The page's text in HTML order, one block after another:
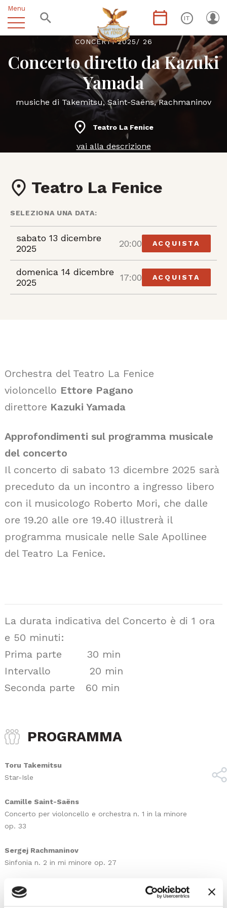
Menu
IT
CONCERTI 2025/ 26
Concerto diretto da Kazuki
Yamada
musiche di Takemitsu, Saint-Saëns, Rachmaninov
Teatro La Fenice
vai alla descrizione
Teatro La Fenice
SELEZIONA UNA DATA:
sabato 13 dicembre
2025
20:00 ACQUISTA
domenica 14 dicembre
2025
17:00 ACQUISTA
Orchestra del Teatro La Fenice
violoncello Ettore Pagano
direttore Kazuki Yamada
Approfondimenti sul programma musicale
del concerto
Il concerto di sabato 13 dicembre 2025 sarà
preceduto da un incontro a ingresso libero
con il musicologo Roberto Mori, che dalle
ore 19.20 alle ore 19.40 illustrerà il
programma musicale nelle Sale Apollinee
del Teatro La Fenice.
La durata indicativa del Concerto è di 1 ora
e 50 minuti:
Prima parte 30 min
Intervallo 20 min
Seconda parte 60 min
PROGRAMMA
Toru Takemitsu
Star-Isle
Camille Saint-Saëns
Concerto per violoncello e orchestra n. 1 in la minore
op. 33
Sergej Rachmaninov
Sinfonia n. 2 in mi minore op. 27
SCARICA LOCANDINA